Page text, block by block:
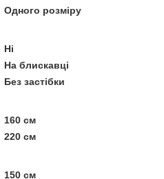
Одного розміру
Ні
На блискавці
Без застібки
160 см
220 см
150 см